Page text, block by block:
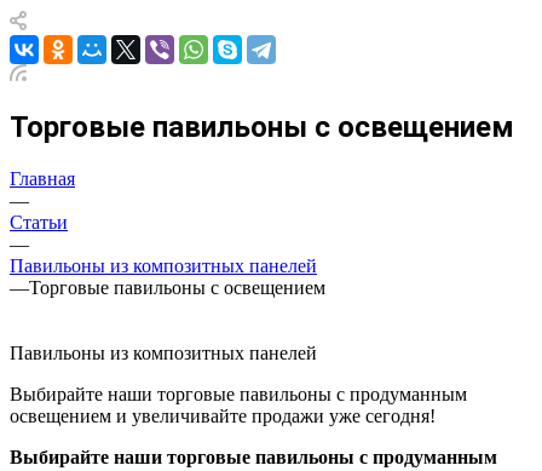
Торговые павильоны с освещением
Главная
—
Статьи
—
Павильоны из композитных панелей
—Торговые павильоны с освещением
Павильоны из композитных панелей
Выбирайте наши торговые павильоны с продуманным
освещением и увеличивайте продажи уже сегодня!
Выбирайте наши торговые павильоны с продуманным